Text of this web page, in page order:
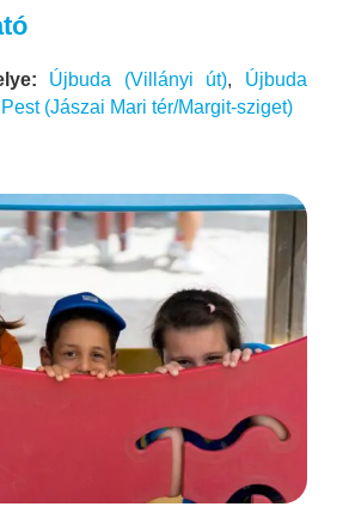
Újbuda (Villányi út), Újbuda
Pest (Jászai Mari tér/Margit-sziget)